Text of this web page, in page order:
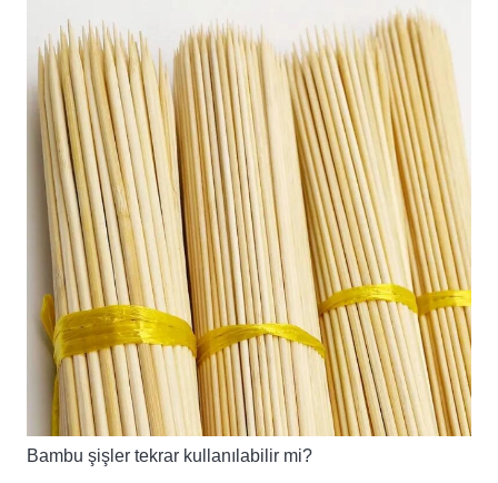
Bambu şişler tekrar kullanılabilir mi?